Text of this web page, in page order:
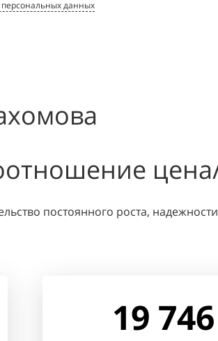
персональных данных
постоянного роста,
19 746